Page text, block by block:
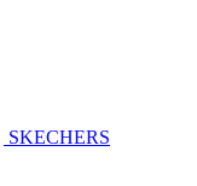
SKECHERS